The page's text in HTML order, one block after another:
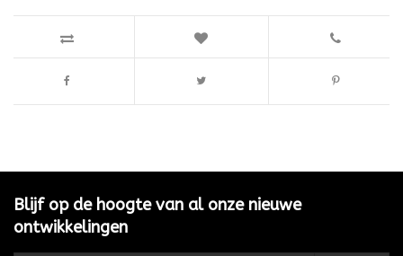
Blijf op de hoogte van al onze nieuwe
ontwikkelingen